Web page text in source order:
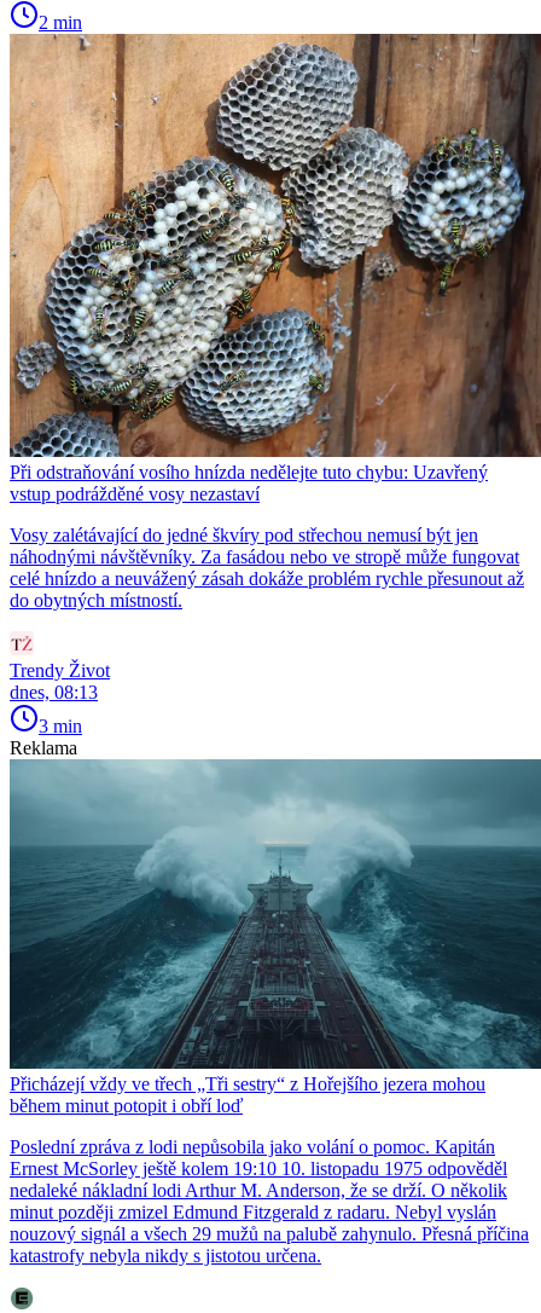
2 min
Při odstraňování vosího hnízda nedělejte tuto chybu: Uzavřený
vstup podrážděné vosy nezastaví
Vosy zalétávající do jedné škvíry pod střechou nemusí být jen
náhodnými návštěvníky. Za fasádou nebo ve stropě může fungovat
celé hnízdo a neuvážený zásah dokáže problém rychle přesunout až
do obytných místností.
Trendy Život
dnes, 08:13
3 min
Reklama
Přicházejí vždy ve třech „Tři sestry“ z Hořejšího jezera mohou
během minut potopit i obří loď
Poslední zpráva z lodi nepůsobila jako volání o pomoc. Kapitán
Ernest McSorley ještě kolem 19:10 10. listopadu 1975 odpověděl
nedaleké nákladní lodi Arthur M. Anderson, že se drží. O několik
minut později zmizel Edmund Fitzgerald z radaru. Nebyl vyslán
nouzový signál a všech 29 mužů na palubě zahynulo. Přesná příčina
katastrofy nebyla nikdy s jistotou určena.